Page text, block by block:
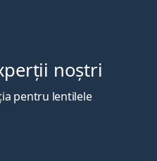
noștri
pentru lentilele